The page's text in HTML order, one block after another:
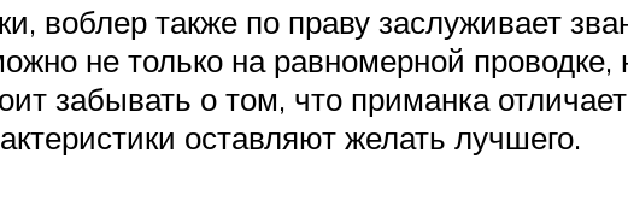
воблер также по праву заслуживает
не только на равномерной
забывать о том, что приманка
оставляют желать лучшего.